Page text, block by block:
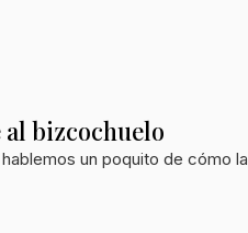
bizcochuelo
un poquito de cómo la